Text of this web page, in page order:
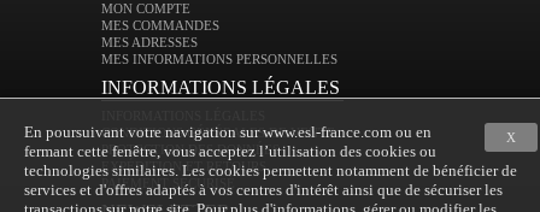
MON COMPTE
MES COMMANDES
MES ADRESSES
MES INFORMATIONS PERSONNELLES
INFORMATIONS LÉGALES
CONDITIONS GÉNÉRALES DE VENTE
PROTECTION DES DONNÉES
EXPÉDITION ET RETOURS
PAIEMENT SÉCURISÉ
X
En poursuivant votre navigation sur www.esl-france.com ou en
fermant cette fenêtre, vous acceptez l’utilisation des cookies ou
technologies similaires. Les cookies permettent notamment de bénéficier de
services et d'offres adaptés à vos centres d'intérêt ainsi que de sécuriser les